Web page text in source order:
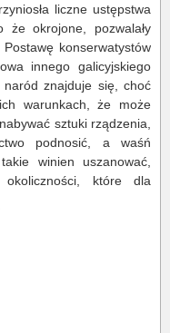
liczne ustępstwa
że okrojone, pozwalały
konserwatystów
innego galicyjskiego
naród znajduje się, choć
warunkach, że może
sztuki rządzenia,
podnosić, a waśń
winien uszanować,
które dla